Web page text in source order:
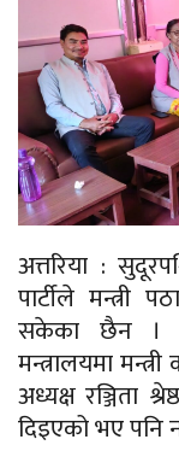
अत्तरिया :
पार्टीले मन्त्री
सकेका छैन ।
मन्त्रालयमा
अध्यक्ष रञ्जिता
दिइएको भए पनि